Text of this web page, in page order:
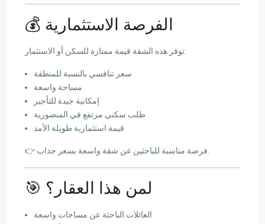
💰 الفرصة الاستثمارية
توفر هذه الشقة قيمة ممتازة للسكن أو الاستثمار:
سعر تنافسي بالنسبة للمنطقة
مساحة واسعة
إمكانية جيدة للتأجير
طلب سكني مرتفع في المنصورية
قيمة استثمارية طويلة الأمد
🎯 لمن هذا العقار؟
العائلات الباحثة عن مساحات واسعة